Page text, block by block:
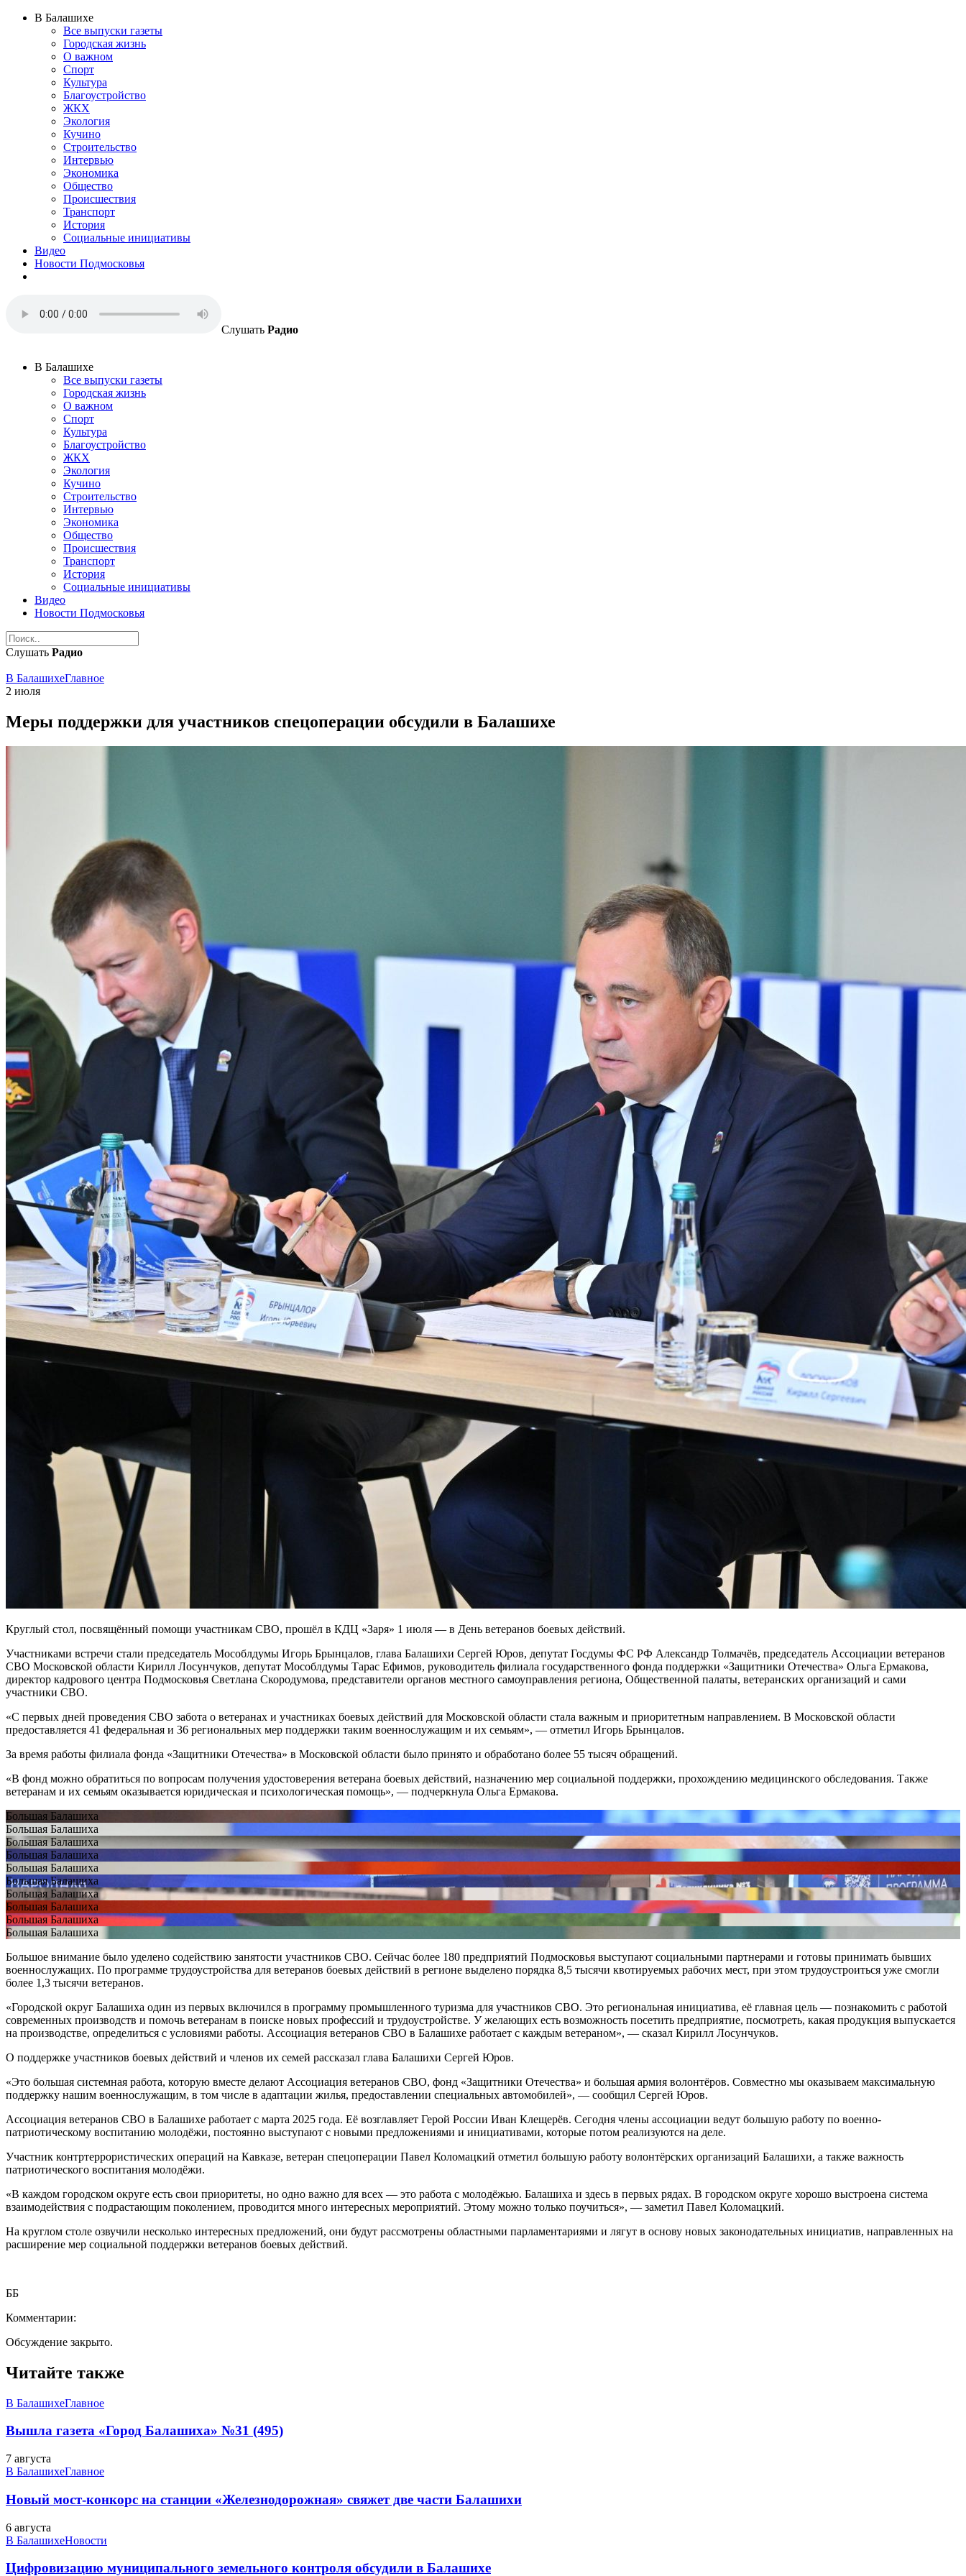
В Балашихе
Все выпуски газеты
Городская жизнь
О важном
Спорт
Культура
Благоустройство
ЖКХ
Экология
Кучино
Строительство
Интервью
Экономика
Общество
Происшествия
Транспорт
История
Социальные инициативы
Видео
Новости Подмосковья
Слушать Радио
В Балашихе
Все выпуски газеты
Городская жизнь
О важном
Спорт
Культура
Благоустройство
ЖКХ
Экология
Кучино
Строительство
Интервью
Экономика
Общество
Происшествия
Транспорт
История
Социальные инициативы
Видео
Новости Подмосковья
Слушать Радио
В БалашихеГлавное
2 июля
Меры поддержки для участников спецоперации обсудили в Балашихе
Круглый стол, посвящённый помощи участникам СВО, прошёл в КДЦ «Заря» 1 июля — в День ветеранов боевых действий.
Участниками встречи стали председатель Мособлдумы Игорь Брынцалов, глава Балашихи Сергей Юров, депутат Госдумы ФС РФ Александр Толмачёв, председатель Ассоциации ветеранов
СВО Московской области Кирилл Лосунчуков, депутат Мособлдумы Тарас Ефимов, руководитель филиала государственного фонда поддержки «Защитники Отечества» Ольга Ермакова,
директор кадрового центра Подмосковья Светлана Скородумова, представители органов местного самоуправления региона, Общественной палаты, ветеранских организаций и сами
участники СВО.
«С первых дней проведения СВО забота о ветеранах и участниках боевых действий для Московской области стала важным и приоритетным направлением. В Московской области
предоставляется 41 федеральная и 36 региональных мер поддержки таким военнослужащим и их семьям», — отметил Игорь Брынцалов.
За время работы филиала фонда «Защитники Отечества» в Московской области было принято и обработано более 55 тысяч обращений.
«В фонд можно обратиться по вопросам получения удостоверения ветерана боевых действий, назначению мер социальной поддержки, прохождению медицинского обследования. Также
ветеранам и их семьям оказывается юридическая и психологическая помощь», — подчеркнула Ольга Ермакова.
Большая Балашиха
Большая Балашиха
Большая Балашиха
Большая Балашиха
Большая Балашиха
Большая Балашиха
Большая Балашиха
Большая Балашиха
Большая Балашиха
Большая Балашиха
Большое внимание было уделено содействию занятости участников СВО. Сейчас более 180 предприятий Подмосковья выступают социальными партнерами и готовы принимать бывших
военнослужащих. По программе трудоустройства для ветеранов боевых действий в регионе выделено порядка 8,5 тысячи квотируемых рабочих мест, при этом трудоустроиться уже смогли
более 1,3 тысячи ветеранов.
«Городской округ Балашиха один из первых включился в программу промышленного туризма для участников СВО. Это региональная инициатива, её главная цель — познакомить с работой
современных производств и помочь ветеранам в поиске новых профессий и трудоустройстве. У желающих есть возможность посетить предприятие, посмотреть, какая продукция выпускается
на производстве, определиться с условиями работы. Ассоциация ветеранов СВО в Балашихе работает с каждым ветераном», — сказал Кирилл Лосунчуков.
О поддержке участников боевых действий и членов их семей рассказал глава Балашихи Сергей Юров.
«Это большая системная работа, которую вместе делают Ассоциация ветеранов СВО, фонд «Защитники Отечества» и большая армия волонтёров. Совместно мы оказываем максимальную
поддержку нашим военнослужащим, в том числе в адаптации жилья, предоставлении специальных автомобилей», — сообщил Сергей Юров.
Ассоциация ветеранов СВО в Балашихе работает с марта 2025 года. Её возглавляет Герой России Иван Клещерёв. Сегодня члены ассоциации ведут большую работу по военно-
патриотическому воспитанию молодёжи, постоянно выступают с новыми предложениями и инициативами, которые потом реализуются на деле.
Участник контртеррористических операций на Кавказе, ветеран спецоперации Павел Коломацкий отметил большую работу волонтёрских организаций Балашихи, а также важность
патриотического воспитания молодёжи.
«В каждом городском округе есть свои приоритеты, но одно важно для всех — это работа с молодёжью. Балашиха и здесь в первых рядах. В городском округе хорошо выстроена система
взаимодействия с подрастающим поколением, проводится много интересных мероприятий. Этому можно только поучиться», — заметил Павел Коломацкий.
На круглом столе озвучили несколько интересных предложений, они будут рассмотрены областными парламентариями и лягут в основу новых законодательных инициатив, направленных на
расширение мер социальной поддержки ветеранов боевых действий.
ББ
Комментарии:
Обсуждение закрыто.
Читайте также
В БалашихеГлавное
Вышла газета «Город Балашиха» №31 (495)
7 августа
В БалашихеГлавное
Новый мост-конкорс на станции «Железнодорожная» свяжет две части Балашихи
6 августа
В БалашихеНовости
Цифровизацию муниципального земельного контроля обсудили в Балашихе